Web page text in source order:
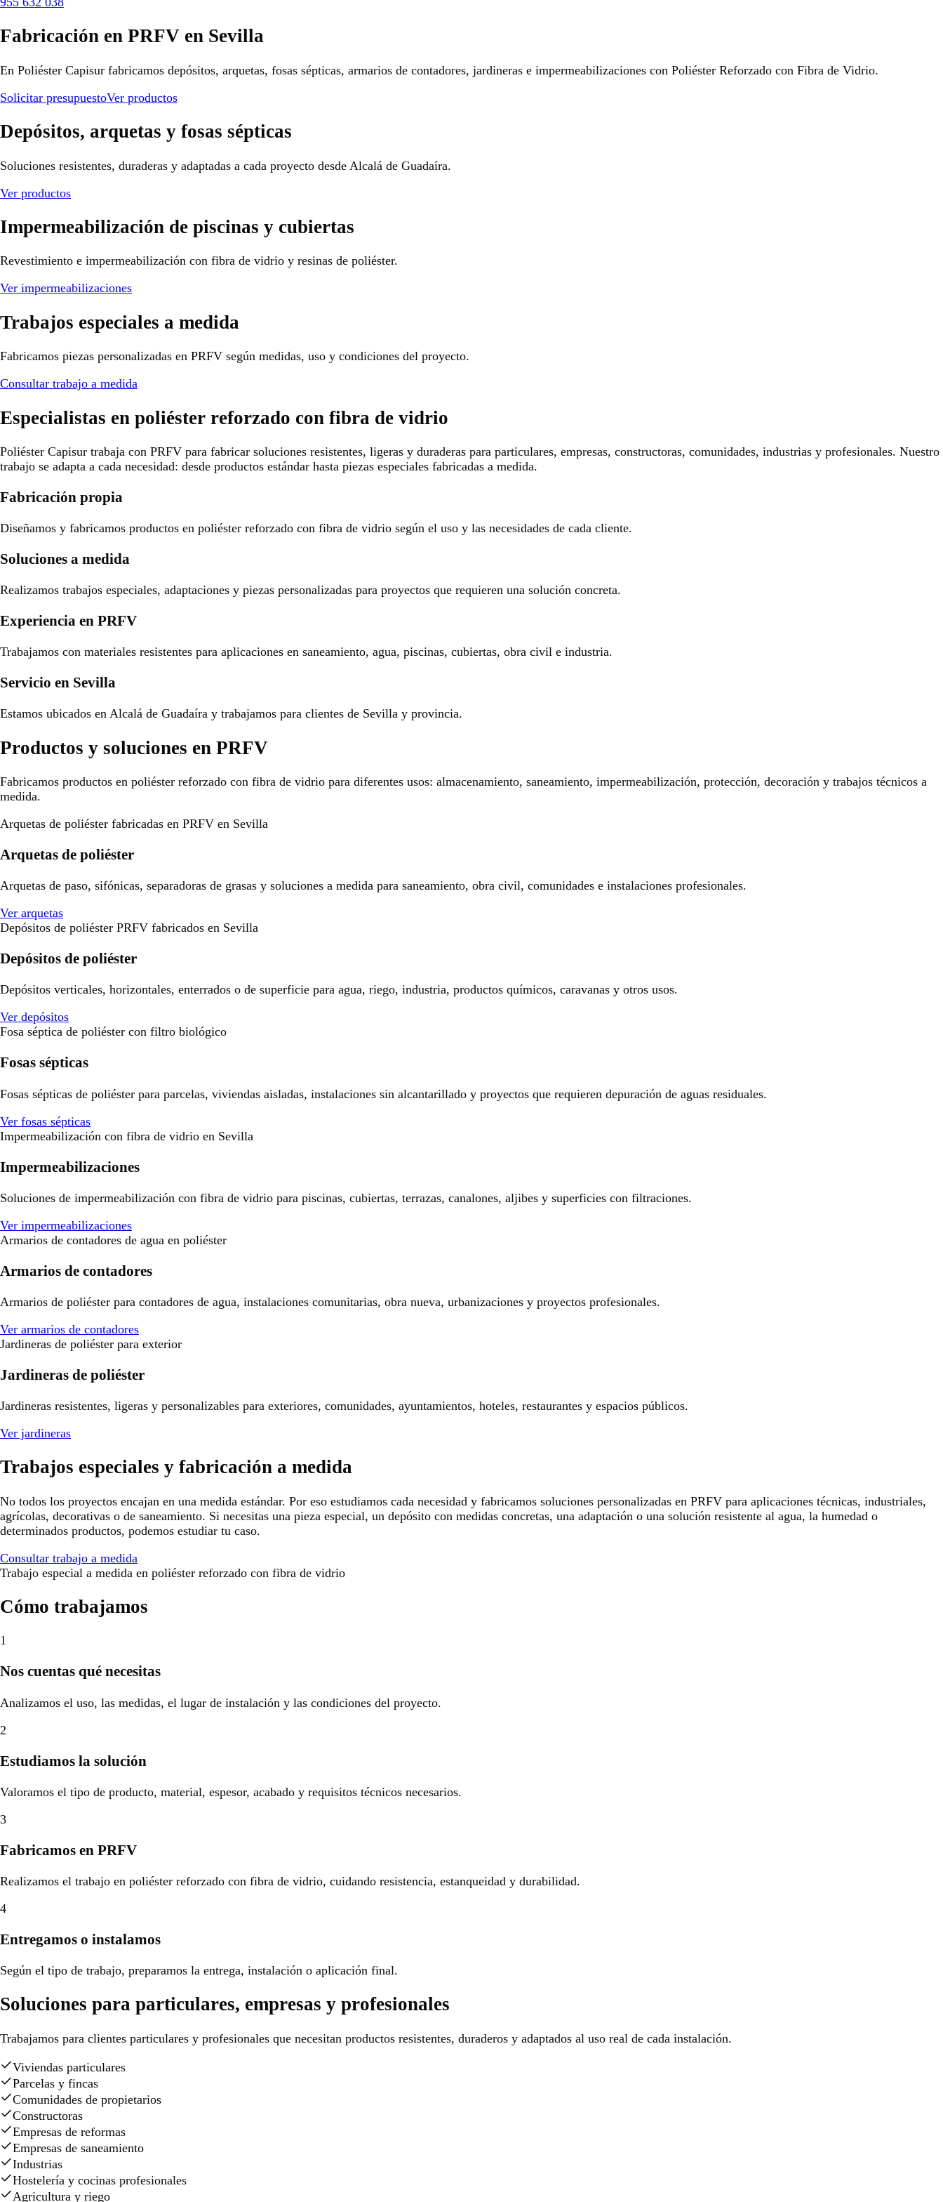
Fabricación en PRFV en Sevilla
En Poliéster Capisur fabricamos depósitos, arquetas, fosas sépticas, armarios de contadores, jardineras e impermeabilizaciones con Poliéster Reforzado con Fibra de Vidrio.
Solicitar presupuestoVer productos
Depósitos, arquetas y fosas sépticas
Soluciones resistentes, duraderas y adaptadas a cada proyecto desde Alcalá de Guadaíra.
Ver productos
Impermeabilización de piscinas y cubiertas
Revestimiento e impermeabilización con fibra de vidrio y resinas de poliéster.
Ver impermeabilizaciones
Trabajos especiales a medida
Fabricamos piezas personalizadas en PRFV según medidas, uso y condiciones del proyecto.
Consultar trabajo a medida
Especialistas en poliéster reforzado con fibra de vidrio
Poliéster Capisur trabaja con PRFV para fabricar soluciones resistentes, ligeras y duraderas para particulares, empresas, constructoras, comunidades, industrias y profesionales. Nuestro
trabajo se adapta a cada necesidad: desde productos estándar hasta piezas especiales fabricadas a medida.
Fabricación propia
Diseñamos y fabricamos productos en poliéster reforzado con fibra de vidrio según el uso y las necesidades de cada cliente.
Soluciones a medida
Realizamos trabajos especiales, adaptaciones y piezas personalizadas para proyectos que requieren una solución concreta.
Experiencia en PRFV
Trabajamos con materiales resistentes para aplicaciones en saneamiento, agua, piscinas, cubiertas, obra civil e industria.
Servicio en Sevilla
Estamos ubicados en Alcalá de Guadaíra y trabajamos para clientes de Sevilla y provincia.
Productos y soluciones en PRFV
Fabricamos productos en poliéster reforzado con fibra de vidrio para diferentes usos: almacenamiento, saneamiento, impermeabilización, protección, decoración y trabajos técnicos a
medida.
Arquetas de poliéster fabricadas en PRFV en Sevilla
Arquetas de poliéster
Arquetas de paso, sifónicas, separadoras de grasas y soluciones a medida para saneamiento, obra civil, comunidades e instalaciones profesionales.
Ver arquetas
Depósitos de poliéster PRFV fabricados en Sevilla
Depósitos de poliéster
Depósitos verticales, horizontales, enterrados o de superficie para agua, riego, industria, productos químicos, caravanas y otros usos.
Ver depósitos
Fosa séptica de poliéster con filtro biológico
Fosas sépticas
Fosas sépticas de poliéster para parcelas, viviendas aisladas, instalaciones sin alcantarillado y proyectos que requieren depuración de aguas residuales.
Ver fosas sépticas
Impermeabilización con fibra de vidrio en Sevilla
Impermeabilizaciones
Soluciones de impermeabilización con fibra de vidrio para piscinas, cubiertas, terrazas, canalones, aljibes y superficies con filtraciones.
Ver impermeabilizaciones
Armarios de contadores de agua en poliéster
Armarios de contadores
Armarios de poliéster para contadores de agua, instalaciones comunitarias, obra nueva, urbanizaciones y proyectos profesionales.
Ver armarios de contadores
Jardineras de poliéster para exterior
Jardineras de poliéster
Jardineras resistentes, ligeras y personalizables para exteriores, comunidades, ayuntamientos, hoteles, restaurantes y espacios públicos.
Ver jardineras
Trabajos especiales y fabricación a medida
No todos los proyectos encajan en una medida estándar. Por eso estudiamos cada necesidad y fabricamos soluciones personalizadas en PRFV para aplicaciones técnicas, industriales,
agrícolas, decorativas o de saneamiento. Si necesitas una pieza especial, un depósito con medidas concretas, una adaptación o una solución resistente al agua, la humedad o
determinados productos, podemos estudiar tu caso.
Consultar trabajo a medida
Trabajo especial a medida en poliéster reforzado con fibra de vidrio
Cómo trabajamos
1
Nos cuentas qué necesitas
Analizamos el uso, las medidas, el lugar de instalación y las condiciones del proyecto.
2
Estudiamos la solución
Valoramos el tipo de producto, material, espesor, acabado y requisitos técnicos necesarios.
3
Fabricamos en PRFV
Realizamos el trabajo en poliéster reforzado con fibra de vidrio, cuidando resistencia, estanqueidad y durabilidad.
4
Entregamos o instalamos
Según el tipo de trabajo, preparamos la entrega, instalación o aplicación final.
Soluciones para particulares, empresas y profesionales
Trabajamos para clientes particulares y profesionales que necesitan productos resistentes, duraderos y adaptados al uso real de cada instalación.
Viviendas particulares
Parcelas y fincas
Comunidades de propietarios
Constructoras
Empresas de reformas
Empresas de saneamiento
Industrias
Hostelería y cocinas profesionales
Agricultura y riego